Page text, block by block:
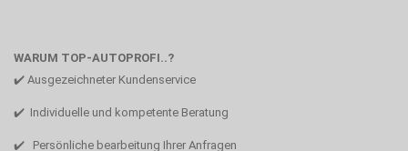
WARUM TOP-AUTOPROFI..?
✔️ Ausgezeichneter Kundenservice
✔️ Individuelle und kompetente Beratung
✔️ Persönliche bearbeitung Ihrer Anfragen